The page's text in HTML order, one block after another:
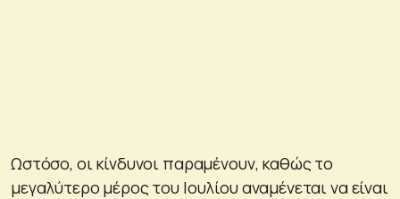
Ωστόσο, οι κίνδυνοι παραμένουν, καθώς το
μεγαλύτερο μέρος του Ιουλίου αναμένεται να είναι